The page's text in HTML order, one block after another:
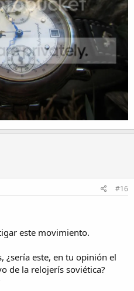
#16
este movimiento.
¿sería este, en tu opinión el
de la relojerís soviética?